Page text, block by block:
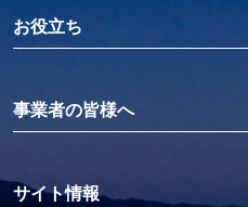
お役立ち
事業者の皆様へ
サイト情報